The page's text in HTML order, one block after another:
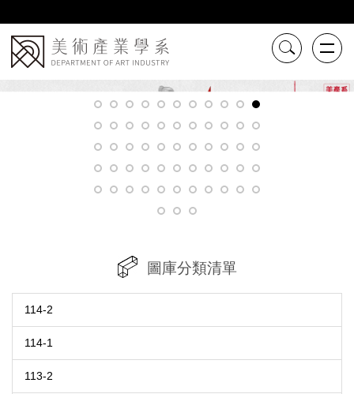
到
主
要
內
容
圖庫分類清單
114-2
114-1
113-2